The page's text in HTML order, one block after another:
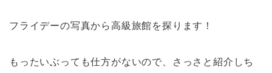
フライデーの写真から高級旅館を探ります！
もったいぶっても仕方がないので、さっさと紹介しち